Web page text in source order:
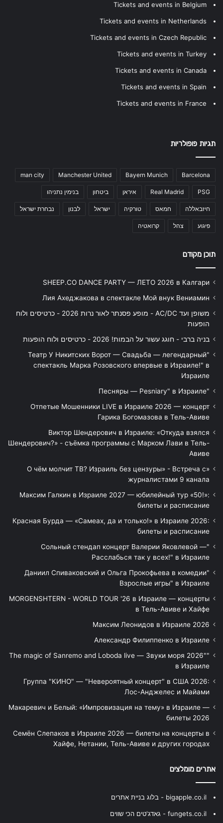
Tickets and events in Belgium
Tickets and events in Netherlands
Tickets and events in Czech Republic
Tickets and events in Turkey
Tickets and events in Canada
Tickets and events in Spain
Tickets and events in France
תגיות פופולריות
Barcelona
Bayern Munich
Manchester United
man city
PSG
Real Madrid איראן ביטחון בנימין נתניהו
חיזבאללה חמאס טורקיה ישראל לבנון נבחרת ישראל
פיגוע צהל קרואטיה
תוכן מקודם
SHEEP.CO DANCE PARTY — ЛЕТО 2026 в Калгари
Лия Ахеджакова в спектакле Мой внук Вениамин
משופן ועד AC/DC - מופע פסנתר לאור נרות 2026 - כרטיסים ולוח
הופעות
בניה ברבי - חוגג עשור על הבמות! 2026 - כרטיסים ולוח הופעות
"Театр У Никитских Ворот — Свадьба — легендарный
спектакль Марка Розовского впервые в Израиле!" в
Израиле
"Песняры — Pesniary" в Израиле
Отпетые Мошенники LIVE в Израиле 2026 — концерт
Гарика Богомазова в Тель-Авиве
Виктор Шендерович в Израиле: «Откуда взялся
Шендерович?» - съёмка программы с Марком Лави в Тель-
Авиве
«О чём молчит ТВ? Израиль без цензуры» - Встреча с
журналистами 9 канала
Максим Галкин в Израиле 2027 — юбилейный тур «50!»:
билеты и расписание
Красная Бурда — «Самеах, да и только!» в Израиле 2026:
билеты и расписание
"Сольный стендап концерт Валерии Яковлевой —
Расслабься так у всех!" в Израиле
"Даниил Спиваковский и Ольга Прокофьева в комедии
Взрослые игры" в Израиле
MORGENSHTERN - WORLD TOUR '26 в Израиле — концерты
в Тель-Авиве и Хайфе
Максим Леонидов в Израиле 2026
Александр Филиппенко в Израиле
"The magic of Sanremo and Loboda live — Звуки моря 2026"
в Израиле
Группа "КИНО" — "Невероятный концерт" в США 2026:
Лос-Анджелес и Майами
Макаревич и Белый: «Импровизация на тему» в Израиле —
билеты 2026
Семён Слепаков в Израиле 2026 — билеты на концерты в
Хайфе, Нетании, Тель-Авиве и других городах
אתרים מומלצים
bigapple.co.il - בלוג בניית אתרים
fungets.co.il - גאדג'טים הכי שווים